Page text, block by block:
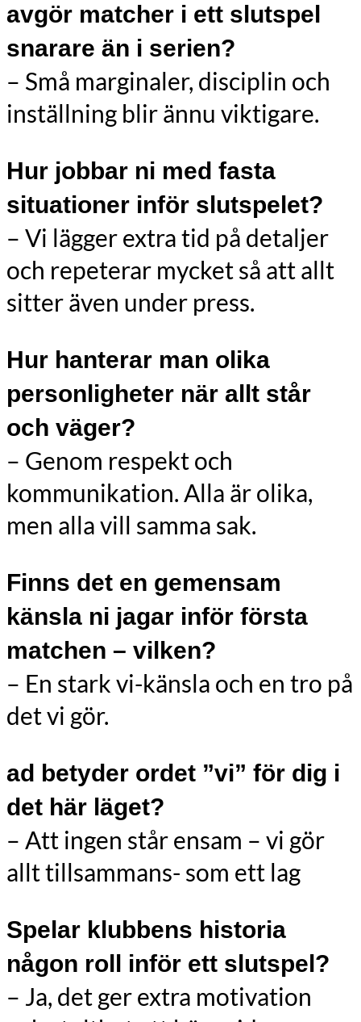
avgör matcher i ett slutspel
snarare än i serien?
– Små marginaler, disciplin och
inställning blir ännu viktigare.
Hur jobbar ni med fasta
situationer inför slutspelet?
– Vi lägger extra tid på detaljer
och repeterar mycket så att allt
sitter även under press.
Hur hanterar man olika
personligheter när allt står
och väger?
– Genom respekt och
kommunikation. Alla är olika,
men alla vill samma sak.
Finns det en gemensam
känsla ni jagar inför första
matchen – vilken?
– En stark vi-känsla och en tro på
det vi gör.
ad betyder ordet ”vi” för dig i
det här läget?
– Att ingen står ensam – vi gör
allt tillsammans- som ett lag
Spelar klubbens historia
någon roll inför ett slutspel?
– Ja, det ger extra motivation